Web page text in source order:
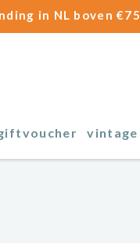
in NL boven €75
vintage